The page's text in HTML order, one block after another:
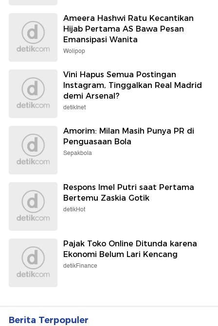
Ameera Hashwi Ratu Kecantikan
Hijab Pertama AS Bawa Pesan
Emansipasi Wanita
Wolipop
Vini Hapus Semua Postingan
Instagram, Tinggalkan Real Madrid
demi Arsenal?
detikInet
Amorim: Milan Masih Punya PR di
Penguasaan Bola
Sepakbola
Respons Imel Putri saat Pertama
Bertemu Zaskia Gotik
detikHot
Pajak Toko Online Ditunda karena
Ekonomi Belum Lari Kencang
detikFinance
Berita Terpopuler